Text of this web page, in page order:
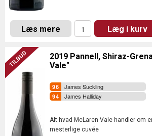
Læs mere Læg i kurv
2019 Pannell, Shiraz-
Vale"
James Suckling
James Halliday
Alt hvad McLaren Vale handler om
mesterlige cuvée